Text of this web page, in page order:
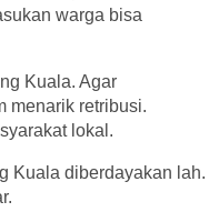
warga bisa
Kuala. Agar
menarik retribusi.
lokal.
Kuala diberdayakan lah.